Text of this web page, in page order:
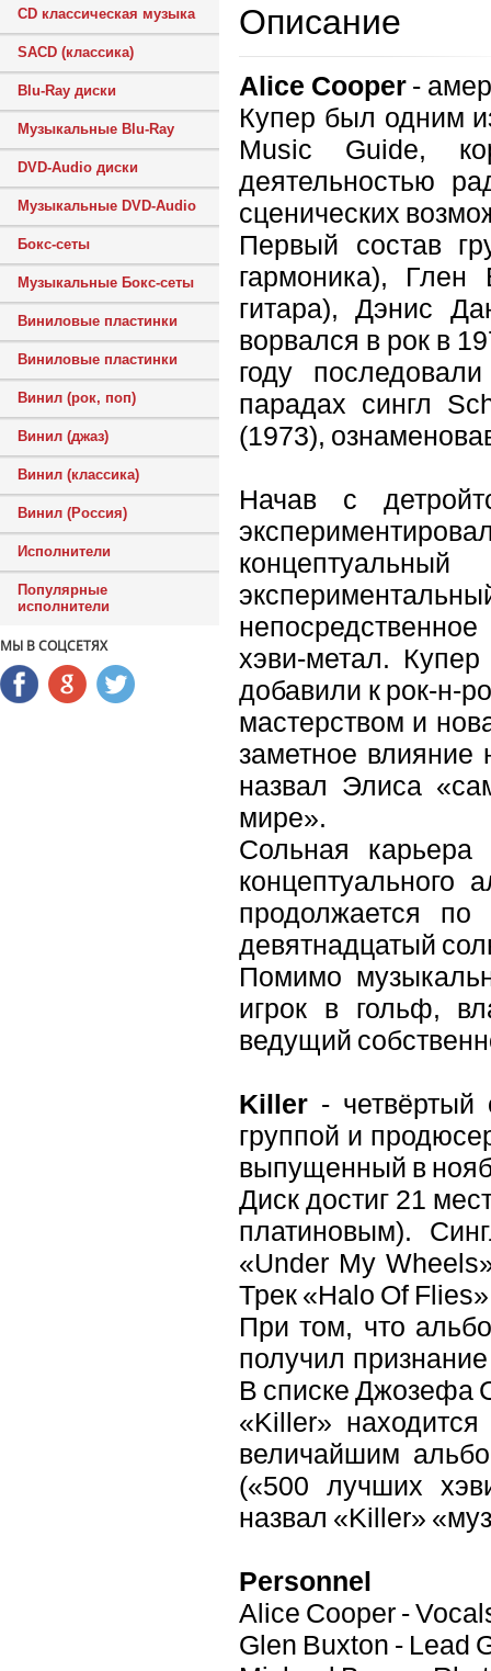
CD классическая музыка
SACD (классика)
Blu-Ray диски
Музыкальные Blu-Ray
DVD-Audio диски
Музыкальные DVD-Audio
Бокс-сеты
Музыкальные Бокс-сеты
Виниловые пластинки
Виниловые пластинки
Винил (рок, поп)
Винил (джаз)
Винил (классика)
Винил (Россия)
Исполнители
Популярные
исполнители
МЫ В СОЦСЕТЯХ
Описание
Alice Cooper-
Купер был одним
Music Guide,
деятельностью
сценических
Первый состав
гармоника), Глен
гитара), Дэнис
ворвался в рок в
году
парадах сингл
(1973),
Начав с
хэви-метал.
добавили к рок-н-
мастерством и
заметное влияние
назвал Элиса
мире».
Сольная
продолжается
девятнадцатый
Помимо
игрок в гольф,
ведущий
Killer -
группой и
выпущенный в
Диск достиг 21
платиновым).
«Under My
Трек «Halo Of
При том, что
получил
В списке Джозефа
«Killer»
величайшим
(«500 лучших
назвал «Killer»
Personnel
Alice Cooper -
Glen Buxton - Lead